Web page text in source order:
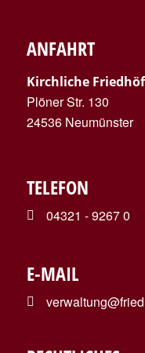
ANFAHRT
Kirchliche
Plöner Str. 130
24536 Neumünster
TELEFON
04321 - 9267 0
E-MAIL